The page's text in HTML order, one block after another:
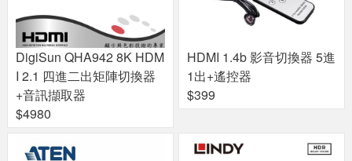
DigiSun QHA942 8K HDM
I 2.1 四進二出矩陣切換器
+音訊擷取器
$4980
HDMI 1.4b 影音切換器 5進
1出+遙控器
$399